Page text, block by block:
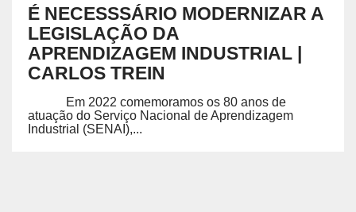
É NECESSSÁRIO MODERNIZAR A
LEGISLAÇÃO DA
APRENDIZAGEM INDUSTRIAL |
CARLOS TREIN
Em 2022 comemoramos os 80 anos de
atuação do Serviço Nacional de Aprendizagem
Industrial (SENAI),...